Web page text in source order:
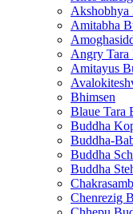
Akshobhya
Amitabha
Angry Tara
Amitayus
Bhimsen
Blaue Tara
Buddha
Buddha-
Buddha
Buddha
Chenrezig